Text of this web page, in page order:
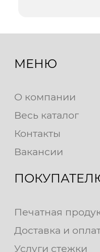
МЕНЮ
О компании
Весь каталог
Контакты
Вакансии
Печатная
Доставка и
Услуги стежки